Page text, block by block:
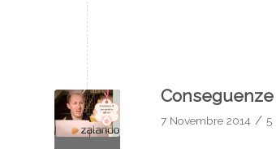
7 Novembre 2014 / 5